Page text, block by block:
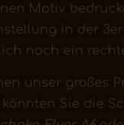
Motiv
in der
noch ein
unser großes
könnten Sie die